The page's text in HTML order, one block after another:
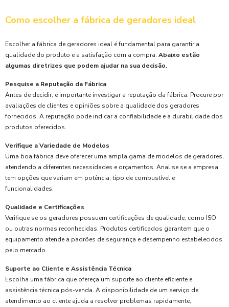
Como escolher a fábrica de geradores ideal
Escolher a fábrica de geradores ideal é fundamental para garantir a
qualidade do produto e a satisfação com a compra. Abaixo estão
algumas diretrizes que podem ajudar na sua decisão.
Pesquise a Reputação da Fábrica
Antes de decidir, é importante investigar a reputação da fábrica. Procure por
avaliações de clientes e opiniões sobre a qualidade dos geradores
fornecidos. A reputação pode indicar a confiabilidade e a durabilidade dos
produtos oferecidos.
Verifique a Variedade de Modelos
Uma boa fábrica deve oferecer uma ampla gama de modelos de geradores,
atendendo a diferentes necessidades e orçamentos. Analise se a empresa
tem opções que variam em potência, tipo de combustível e
funcionalidades.
Qualidade e Certificações
Verifique se os geradores possuem certificações de qualidade, como ISO
ou outras normas reconhecidas. Produtos certificados garantem que o
equipamento atende a padrões de segurança e desempenho estabelecidos
pelo mercado.
Suporte ao Cliente e Assistência Técnica
Escolha uma fábrica que ofereça um suporte ao cliente eficiente e
assistência técnica pós-venda. A disponibilidade de um serviço de
atendimento ao cliente ajuda a resolver problemas rapidamente,